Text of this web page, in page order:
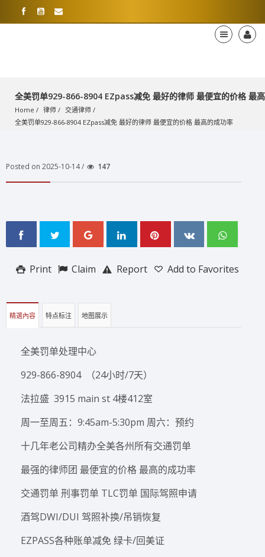
全美罚单929-866-8904 EZpass减免 最好的律师 最便宜的价格 最
Home 律师
交通律师
全美罚单929-866-8904 EZpass减免 最好的律师 最便宜的价格 最高的成功率
Posted on 2025-10-14 / 147
Add to Favorites
Report
Claim
Print
精選內容 特点标注 地图展示
全美罚单处理中心
929-866-8904 （24小时/7天）
法拉盛 3915 main st 4楼412室
周一至周五：9:45am-5:30pm 周六：预约
十几年老公司精办全美各州所有交通罚单
最强的律师团 最便宜的价格 最高的成功率
交通罚单 刑事罚单 TLC罚单 国际驾照申请
酒驾DWI/DUI 驾照补换/吊销恢复
EZPASS各种账单减免 绿卡/回美证